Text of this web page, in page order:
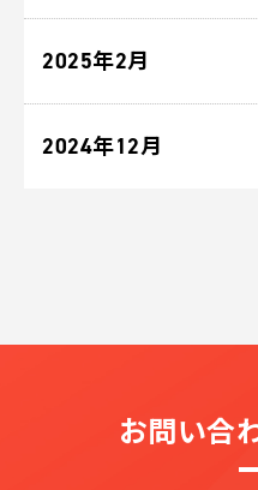
2025年2月
2024年12月
お問い合